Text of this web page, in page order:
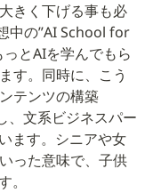
きく下げる事も必
中の”AI School for
とAIを学んでもら
す。同時に、こう
テンツの構築
、文系ビジネスパー
ます。シニアや女
った意味で、子供